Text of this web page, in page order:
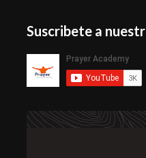
Suscribete a